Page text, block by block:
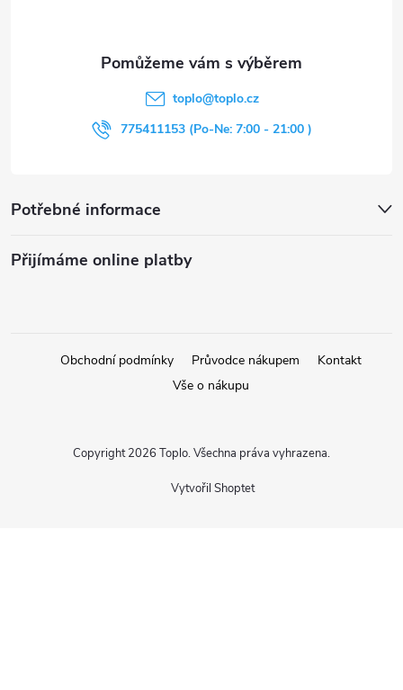
Potřebné informace
Přijímáme online platby
toplo@toplo.cz
775411153 (Po-Ne: 7:00 - 21:00 )
Obchodní podmínky Průvodce nákupem
Kontakt
Vše o nákupu
Vytvořil Shoptet
Copyright 2026 Toplo. Všechna práva vyhrazena.